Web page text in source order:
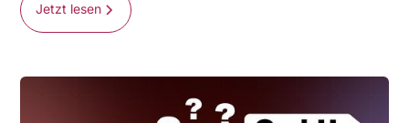
Jetzt lesen